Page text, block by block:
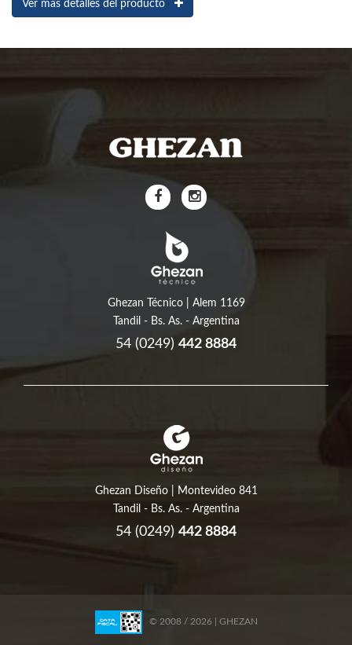
Ver más detalles del producto
Ghezan Técnico | Alem 1169
Tandil - Bs. As. - Argentina
54 (0249) 442 8884
Ghezan Diseño | Montevideo 841
Tandil - Bs. As. - Argentina
54 (0249) 442 8884
© 2008 / 2026 | GHEZAN